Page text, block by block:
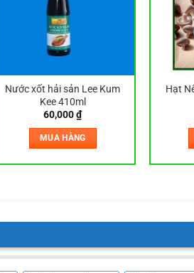
Nước xốt hải sản Lee Kum
Kee 410ml
60,000₫
MUA HÀNG
Hạt